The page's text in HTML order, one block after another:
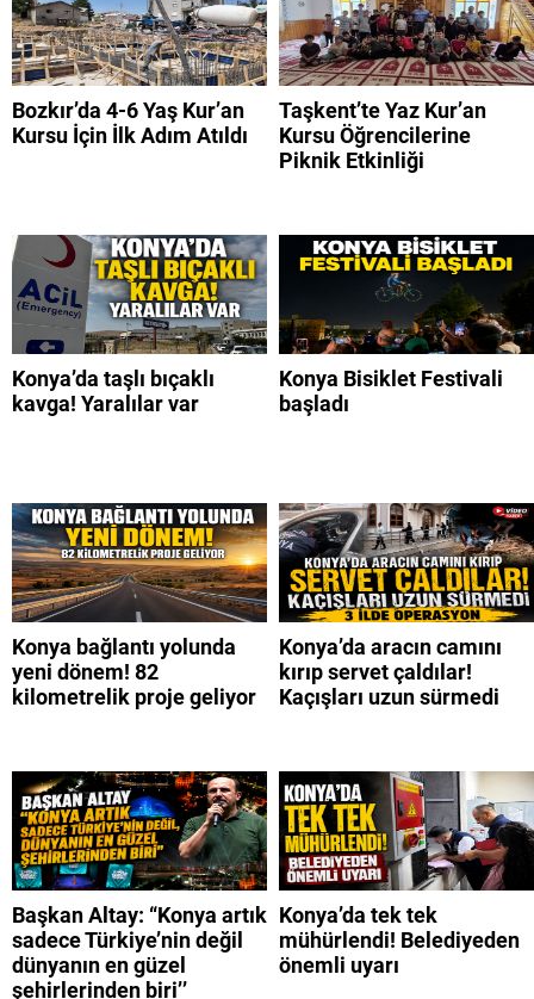
Bozkır’da 4-6 Yaş Kur’an
Kursu İçin İlk Adım Atıldı
Taşkent’te Yaz Kur’an
Kursu Öğrencilerine
Piknik Etkinliği
Konya’da taşlı bıçaklı
kavga! Yaralılar var
Konya Bisiklet Festivali
başladı
Konya bağlantı yolunda
yeni dönem! 82
kilometrelik proje geliyor
Konya’da aracın camını
kırıp servet çaldılar!
Kaçışları uzun sürmedi
Başkan Altay: “Konya artık
sadece Türkiye’nin değil
dünyanın en güzel
şehirlerinden biri’’
Konya’da tek tek
mühürlendi! Belediyeden
önemli uyarı